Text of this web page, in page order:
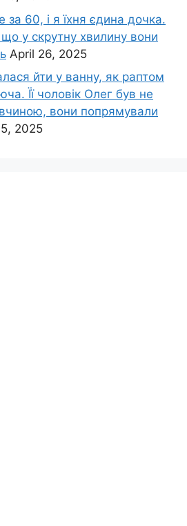
60, і я їхня єдина дочка.
у скрутну хвилину вони
April 26, 2025
йти у ванну, як раптом
Її чоловік Олег був не
вони попрямували
2025